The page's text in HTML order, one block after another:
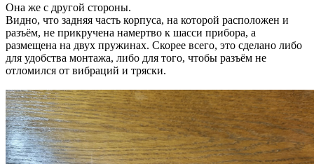
Она же с другой стороны.
Видно, что задняя часть корпуса, на которой расположен и
разъём, не прикручена намертво к шасси прибора, а
размещена на двух пружинах. Скорее всего, это сделано либо
для удобства монтажа, либо для того, чтобы разъём не
отломился от вибраций и тряски.